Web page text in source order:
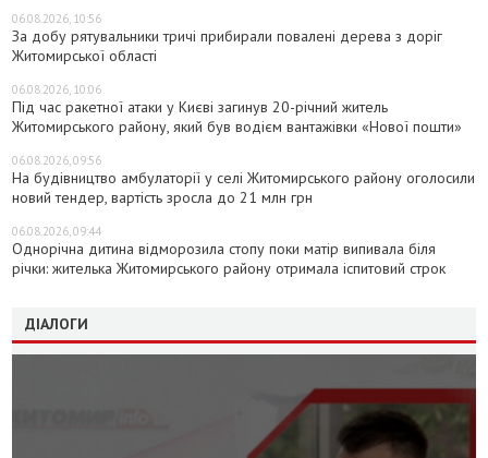
06.08.2026, 10:56
За добу рятувальники тричі прибирали повалені дерева з доріг
Житомирської області
06.08.2026, 10:06
Під час ракетної атаки у Києві загинув 20-річний житель
Житомирського району, який був водієм вантажівки «Нової пошти»
06.08.2026, 09:56
На будівництво амбулаторії у селі Житомирського району оголосили
новий тендер, вартість зросла до 21 млн грн
06.08.2026, 09:44
Однорічна дитина відморозила стопу поки матір випивала біля
річки: жителька Житомирського району отримала іспитовий строк
ДІАЛОГИ